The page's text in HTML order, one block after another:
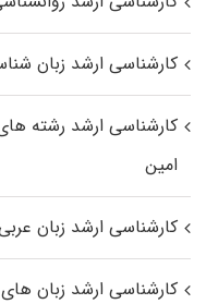
کارشناسی ارشد زبان
کارشناسی ارشد رﺷﺘﻪ
اﻣﻴﻦ
کارشناسی ارشد زبان
کارشناسی ارشد زبان‌ های